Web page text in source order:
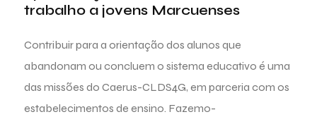
trabalho a jovens Marcuenses
Contribuir para a orientação dos alunos que
abandonam ou concluem o sistema educativo é uma
das missões do Caerus-CLDS4G, em parceria com os
estabelecimentos de ensino. Fazemo-